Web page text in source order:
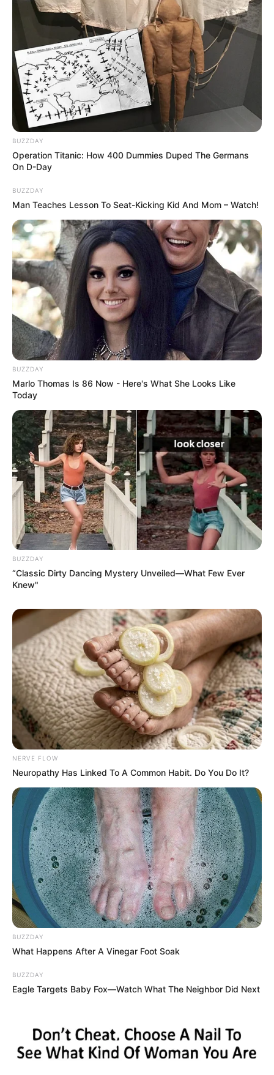
TAGS
ΑΛΙΒΕΡΙ ΝΕΑ
ΤΑΥΤΟΤΗΤΑ ΚΑΙ ΕΠΙΚΟΙΝΩΝΙΑ
© 2025 EVIANEWS του Γιώργου Κουτσελίνη
BUZZDAY
Operation Titanic: How 400 Dummies Duped The Germans
On D-Day
BUZZDAY
Man Teaches Lesson To Seat-Kicking Kid And Mom – Watch!
BUZZDAY
Marlo Thomas Is 86 Now - Here's What She Looks Like
Today
BUZZDAY
“Classic Dirty Dancing Mystery Unveiled—What Few Ever
Knew"
NERVE FLOW
Neuropathy Has Linked To A Common Habit. Do You Do It?
BUZZDAY
What Happens After A Vinegar Foot Soak
BUZZDAY
Eagle Targets Baby Fox—Watch What The Neighbor Did Next